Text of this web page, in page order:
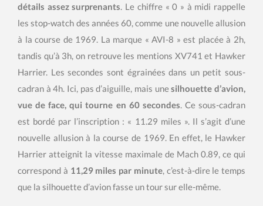
détails assez surprenants. Le chiffre « 0 » à midi rappelle
les stop-watch des années 60, comme une nouvelle allusion
à la course de 1969. La marque « AVI-8 » est placée à 2h,
tandis qu’à 3h, on retrouve les mentions XV741 et Hawker
Harrier. Les secondes sont égrainées dans un petit sous-
cadran à 4h. Ici, pas d’aiguille, mais unesilhouette d’avion,
vue de face, qui tourne en 60 secondes. Ce sous-cadran
est bordé par l’inscription : « 11.29 miles ». Il s’agit d’une
nouvelle allusion à la course de 1969. En effet, le Hawker
Harrier atteignit la vitesse maximale de Mach 0.89, ce qui
correspond à 11,29 miles par minute, c’est-à-dire le temps
que la silhouette d’avion fasse un tour sur elle-même.